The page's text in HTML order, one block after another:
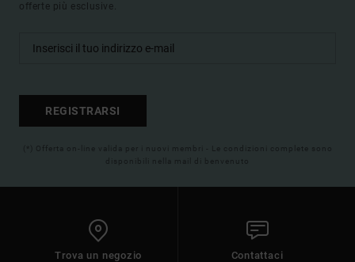
offerte più esclusive.
REGISTRARSI
(*) Offerta on-line valida per i nuovi membri - Le condizioni complete sono
disponibili nella mail di benvenuto
Trova un negozio Contattaci